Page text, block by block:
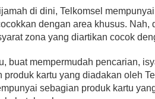
di dini, Telkomsel
dengan area khusus. Nah,
zona yang diartikan cocok
buat mempermudah pencarian,
produk kartu yang diadakan oleh
sebagian produk kartu